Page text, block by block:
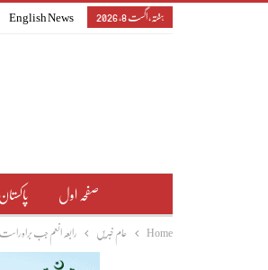
ہفتہ, اگست 8, 2026 English News
صفحہ اول پاکستان
Home عام خبریں رابعہ انعم جب براہ راست